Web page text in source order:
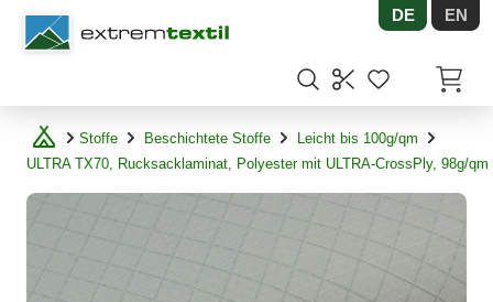
Shopware DE EN
Stoffe Beschichtete Stoffe
Leicht bis 100g/qm
ULTRA TX70, Rucksacklaminat, Polyester mit ULTRA-CrossPly, 98g/qm